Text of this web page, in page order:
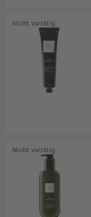
Nicht vorrätig
Nicht vorrätig